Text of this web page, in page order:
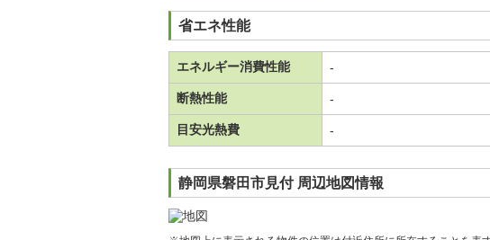
省エネ性能
エネルギー消費性能 -
断熱性能 -
目安光熱費 -
静岡県磐田市見付 周辺地図情報